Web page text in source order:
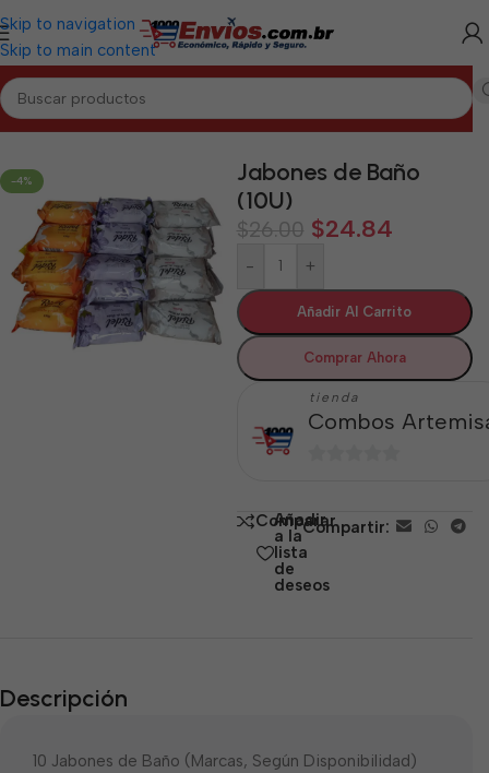
Skip to navigation
Skip to main content
Inicio/ARTEMISA/Aseo y Cuidado Personal Artemisa
-4%
Jabones de Baño
(10U)
$26.00 $24.84
- +
Añadir Al Carrito
Comprar Ahora
tienda
Combos
5
Comparar
Añadir
a la
lista
de
deseos
Compartir:
Descripción
10 Jabones de Baño (Marcas, Según Disponibilidad)